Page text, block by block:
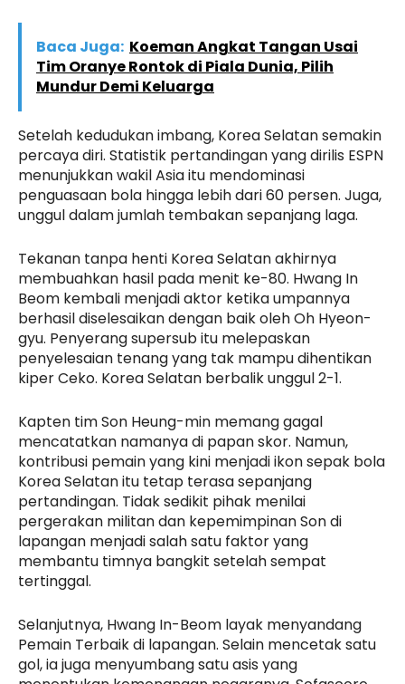
Baca Juga: Koeman Angkat Tangan Usai
Tim Oranye Rontok di Piala Dunia, Pilih
Mundur Demi Keluarga
Setelah kedudukan imbang, Korea Selatan semakin
percaya diri. Statistik pertandingan yang dirilis ESPN
menunjukkan wakil Asia itu mendominasi
penguasaan bola hingga lebih dari 60 persen. Juga,
unggul dalam jumlah tembakan sepanjang laga.
Tekanan tanpa henti Korea Selatan akhirnya
membuahkan hasil pada menit ke-80. Hwang In
Beom kembali menjadi aktor ketika umpannya
berhasil diselesaikan dengan baik oleh Oh Hyeon-
gyu. Penyerang supersub itu melepaskan
penyelesaian tenang yang tak mampu dihentikan
kiper Ceko. Korea Selatan berbalik unggul 2-1.
Kapten tim Son Heung-min memang gagal
mencatatkan namanya di papan skor. Namun,
kontribusi pemain yang kini menjadi ikon sepak bola
Korea Selatan itu tetap terasa sepanjang
pertandingan. Tidak sedikit pihak menilai
pergerakan militan dan kepemimpinan Son di
lapangan menjadi salah satu faktor yang
membantu timnya bangkit setelah sempat
tertinggal.
Selanjutnya, Hwang In-Beom layak menyandang
Pemain Terbaik di lapangan. Selain mencetak satu
gol, ia juga menyumbang satu asis yang